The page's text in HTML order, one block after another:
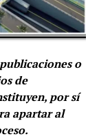
o
de
por sí
apartar al